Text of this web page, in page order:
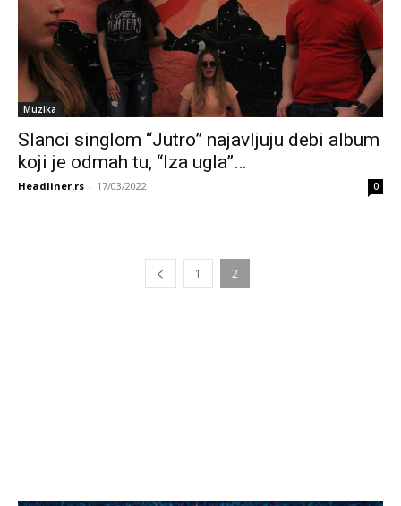
Muzika
Slanci singlom “Jutro” najavljuju debi album
koji je odmah tu, “Iza ugla”…
Headliner.rs - 17/03/2022 0
1 2